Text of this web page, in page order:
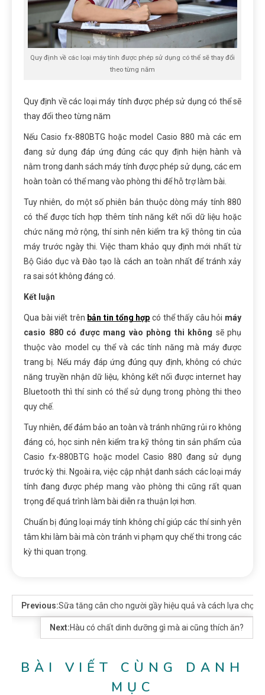
Quy định về các loại máy tính được phép sử dụng có thể sẽ thay đổi
theo từng năm
Quy định về các loại máy tính được phép sử dụng có thểsẽ
thay đổi theo từng năm
Nếu Casio fx-880BTG hoặc model Casio 880 mà các em
đang sử dụng đáp ứng đúng các quy định hiện hành và
nằm trong danh sách máy tính được phép sử dụng, các em
hoàn toàn có thể mang vào phòng thi để hỗ trợ làm bài.
Tuy nhiên, do một số phiên bản thuộc dòng máy tính 880
có thể được tích hợp thêm tính năng kết nối dữ liệu hoặc
chức năng mở rộng, thí sinh nên kiểm tra kỹ thông tin của
máy trước ngày thi. Việc tham khảo quy định mới nhất từ
Bộ Giáo dục và Đào tạo là cách an toàn nhất để tránh xảy
ra sai sót không đáng có.
Kết luận
Qua bài viết trên bản tin tổng hợp có thể thấy câu hỏi máy
casio 880 có được mang vào phòng thi không sẽ phụ
thuộc vào model cụ thể và các tính năng mà máy được
trang bị. Nếu máy đáp ứng đúng quy định, không có chức
năng truyền nhận dữ liệu, không kết nối được internet hay
Bluetooth thì thí sinh có thể sử dụng trong phòng thi theo
quy chế.
Tuy nhiên, để đảm bảo an toàn và tránh những rủi ro không
đáng có, học sinh nên kiểm tra kỹ thông tin sản phẩm của
Casio fx-880BTG hoặc model Casio 880 đang sử dụng
trước kỳ thi. Ngoài ra, việc cập nhật danh sách các loại máy
tính đang được phép mang vào phòng thi cũng rất quan
trọng để quá trình làm bài diễn ra thuận lợi hơn.
Chuẩn bị đúng loại máy tính không chỉ giúp các thí sinh yên
tâm khi làm bài mà còn tránh vi phạm quy chế thi trong các
kỳ thi quan trọng.
Previous:Sữa tăng cân cho người gầy hiệu quả và cách lựa chọn
Next:Hàu có chất dinh dưỡng gì mà ai cũng thích ăn?
BÀI VIẾT CÙNG DANH
MỤC